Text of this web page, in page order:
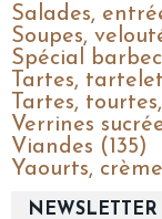
NEWSLETTER
Salades,
Soupes,
Spécial
Tartes,
Tartes,
Verrines
Viandes (135)
Yaourts,